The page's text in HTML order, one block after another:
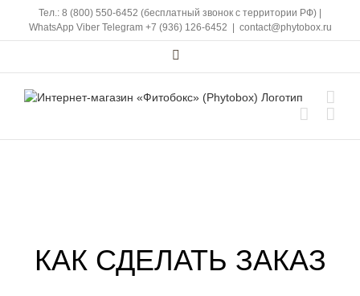
content
Тел.: 8 (800) 550-6452 (бесплатный звонок с территории РФ)
WhatsApp Viber Telegram +7 (936) 126-6452 contact@phytobox.ru
КАК СДЕЛАТЬ ЗАКАЗ